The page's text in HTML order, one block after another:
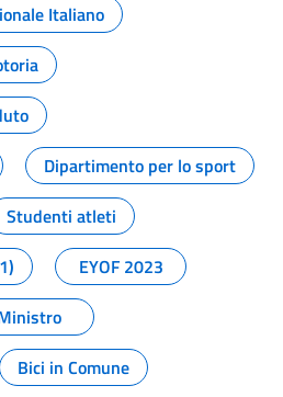
Italiano
Dipartimento per lo sport
Studenti atleti
EYOF 2023
Bici in Comune